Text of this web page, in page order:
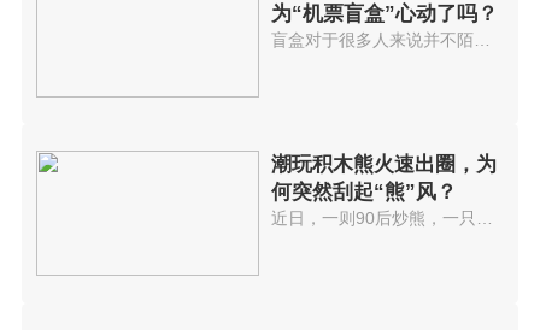
为“机票盲盒”心动了吗？
盲盒对于很多人来说并不陌生，但机票盲盒你听说过吗?98元盲盒随机飞，不想去全额退。据央视报道，某旅游...
潮玩积木熊火速出圈，为
何突然刮起“熊”风？
近日，一则90后炒熊，一只最多赚数万元冲上了热搜，这只熊不是北极熊也不是棕熊，而是一只正在火速出圈的...